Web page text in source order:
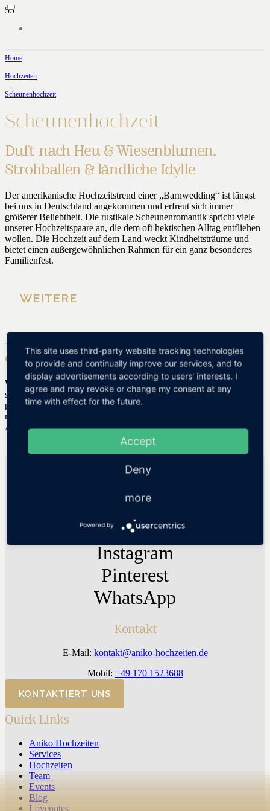
Home
-
Hochzeiten
-
Scheunenhochzeit
Scheunenhochzeit
Duft nach Heu & Wiesenblumen,
Strohballen & ländliche Idylle
Der amerikanische Hochzeitstrend einer „Barnwedding“ ist längst
bei uns in Deutschland angekommen und erfreut sich immer
größerer Beliebtheit. Die rustikale Scheunenromantik spricht viele
unserer Hochzeitspaare an, die dem oft hektischen Alltag entfliehen
wollen. Die Hochzeit auf dem Land weckt Kindheitsträume und
bietet einen außergewöhnlichen Rahmen für ein ganz besonderes
Familienfest.
WEITERE
Naked Cake, Gin Bar, Lichterketten –
eine Scheunenhochzeit ist vielfältig
Wie man einer meist einfachen Festscheune den Glanz einer
schicken Landhochzeit verleiht, verraten wir Euch gern in einem
persönlichen Gespräch. Oftmals ist es der Kontrast zwischen
rustikaler Umgebung, liebevoller Gestaltung und moderner
Ausstattung, der für Wohlfühl-Atmosphäre sorgt.
WE LUV TO CELEBRATE GMBH
Hertelstraße 31 | 01307 Dresden
Facebook
Instagram
Pinterest
WhatsApp
Kontakt
E-Mail: kontakt@aniko-hochzeiten.de
Mobil: +49 170 1523688
KONTAKTIERT UNS
Quick Links
Aniko Hochzeiten
Services
Hochzeiten
Team
Events
Blog
Lovenotes
This site uses third-party website tracking technologies
to provide and continually improve our services, and to
display advertisements according to users' interests. I
agree and may revoke or change my consent at any
time with effect for the future.
Accept
Deny
more
Powered by